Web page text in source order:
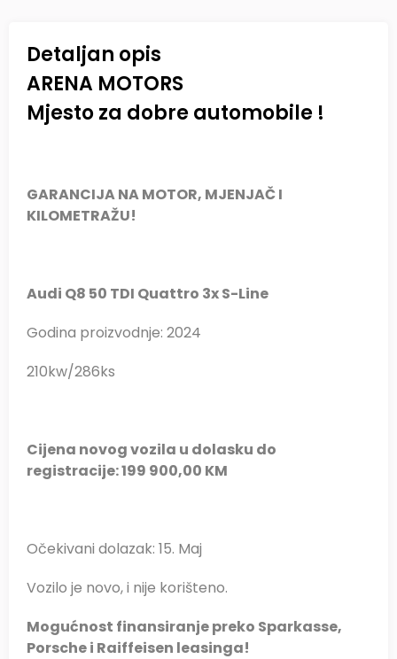
Detaljan opis
ARENA MOTORS
Mjesto za dobre automobile !
GARANCIJA NA MOTOR, MJENJAČ I
KILOMETRAŽU!
Audi Q8 50 TDI Quattro 3x S-Line
Godina proizvodnje: 2024
210kw/286ks
Cijena novog vozila u dolasku do
registracije: 199 900,00 KM
Očekivani dolazak: 15. Maj
Vozilo je novo, i nije korišteno.
Mogućnost finansiranje preko Sparkasse,
Porsche i Raiffeisen leasinga!